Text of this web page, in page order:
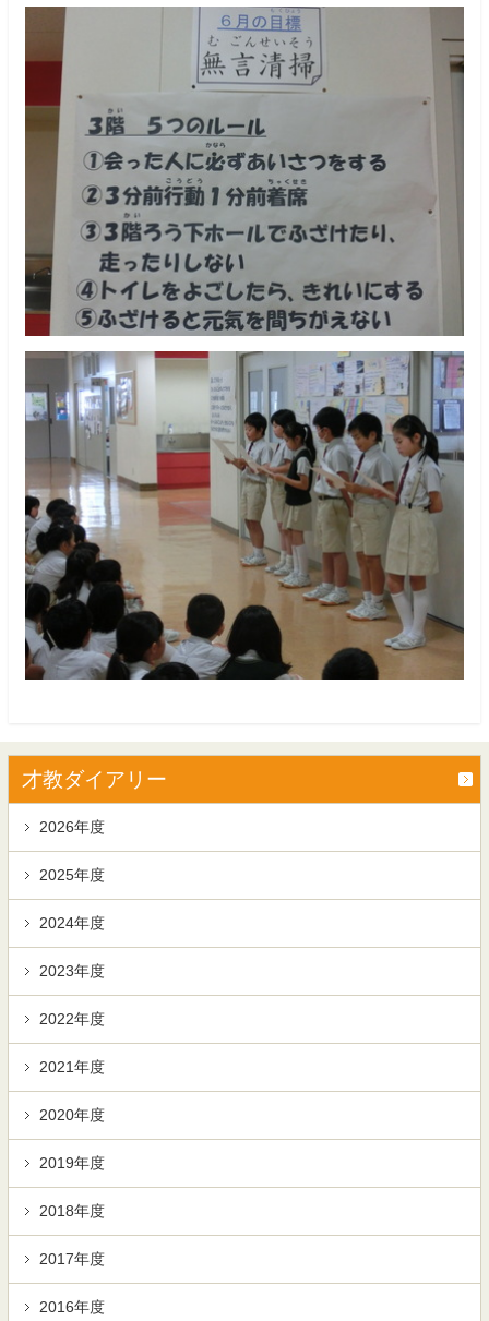
才教ダイアリー
2026年度
2025年度
2024年度
2023年度
2022年度
2021年度
2020年度
2019年度
2018年度
2017年度
2016年度